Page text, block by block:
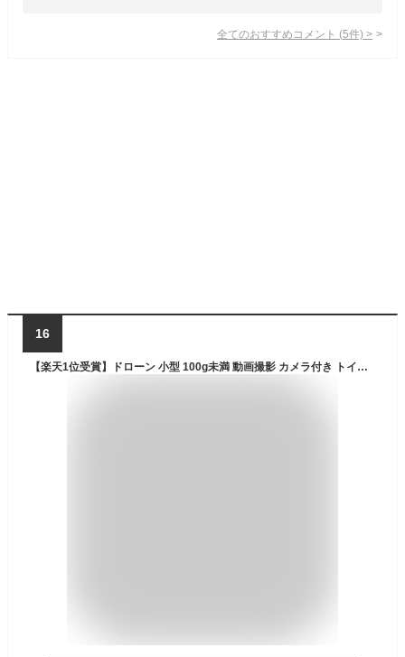
全てのおすすめコメント (5件) >
16
【楽天1位受賞】ドローン 小型 100g未満 動画撮影 カメラ付き トイドローン 子供向け 人気 Holy Stone バッテリー3個 初心者 室内 練習機 収納ケース ミニドローン 手投げテイクオフ ヘッドレスモード 2.4GHz モード1/2 認証済み HS420 送料無料